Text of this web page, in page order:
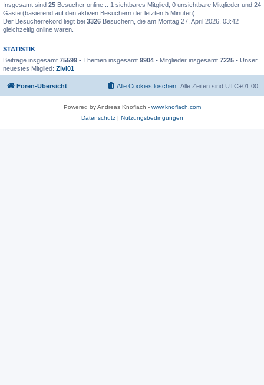
Insgesamt sind 25 Besucher online :: 1 sichtbares Mitglied, 0 unsichtbare Mitglieder und 24
Gäste (basierend auf den aktiven Besuchern der letzten 5 Minuten)
Der Besucherrekord liegt bei 3326 Besuchern, die am Montag 27. April 2026, 03:42
gleichzeitig online waren.
STATISTIK
Beiträge insgesamt 75599 • Themen insgesamt 9904 • Mitglieder insgesamt 7225 • Unser
neuestes Mitglied: Zivi01
Foren-Übersicht Alle Zeiten sind UTC+01:00
Alle Cookies löschen
Powered by Andreas Knoflach - www.knoflach.com
Datenschutz| Nutzungsbedingungen